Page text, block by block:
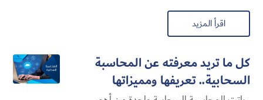
اقرأ المزيد
كل ما تريد معرفته عن المحاسبة
السحابية​.. تعريفها ومميزاتها